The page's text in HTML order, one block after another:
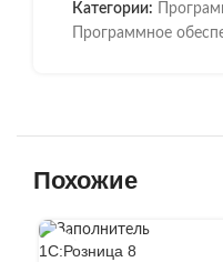
Категории:
Программное
Похожие
1С:Розница 8